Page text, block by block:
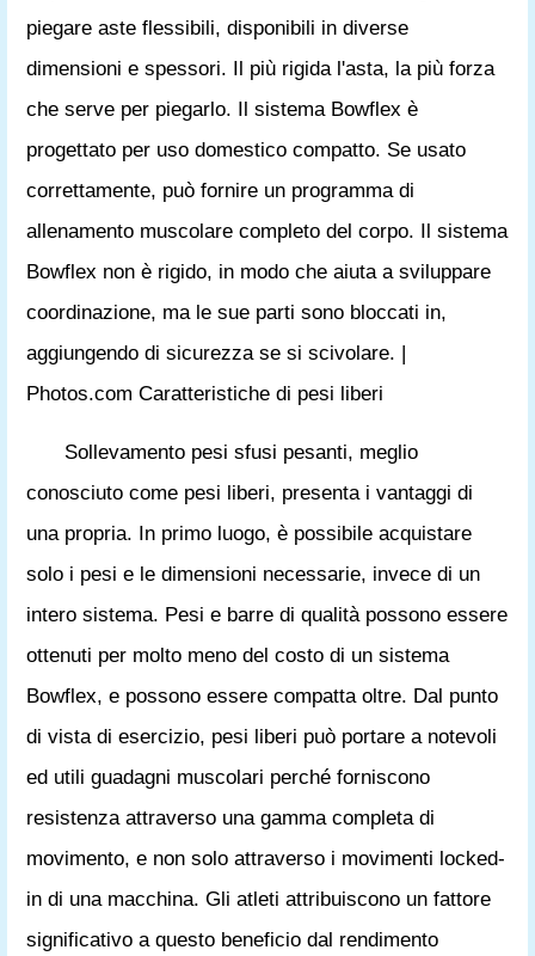
piegare aste flessibili, disponibili in diverse
dimensioni e spessori. Il più rigida l'asta, la più forza
che serve per piegarlo. Il sistema Bowflex è
progettato per uso domestico compatto. Se usato
correttamente, può fornire un programma di
allenamento muscolare completo del corpo. Il sistema
Bowflex non è rigido, in modo che aiuta a sviluppare
coordinazione, ma le sue parti sono bloccati in,
aggiungendo di sicurezza se si scivolare. |
Photos.com Caratteristiche di pesi liberi
Sollevamento pesi sfusi pesanti, meglio
conosciuto come pesi liberi, presenta i vantaggi di
una propria. In primo luogo, è possibile acquistare
solo i pesi e le dimensioni necessarie, invece di un
intero sistema. Pesi e barre di qualità possono essere
ottenuti per molto meno del costo di un sistema
Bowflex, e possono essere compatta oltre. Dal punto
di vista di esercizio, pesi liberi può portare a notevoli
ed utili guadagni muscolari perché forniscono
resistenza attraverso una gamma completa di
movimento, e non solo attraverso i movimenti locked-
in di una macchina. Gli atleti attribuiscono un fattore
significativo a questo beneficio dal rendimento